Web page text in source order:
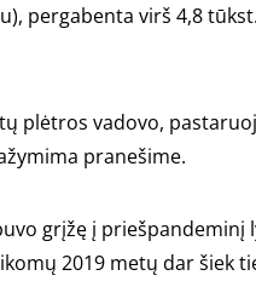
pergabenta virš 4,8
plėtros vadovo,
pranešime.
grįžę į priešpandeminį
2019 metų dar šiek